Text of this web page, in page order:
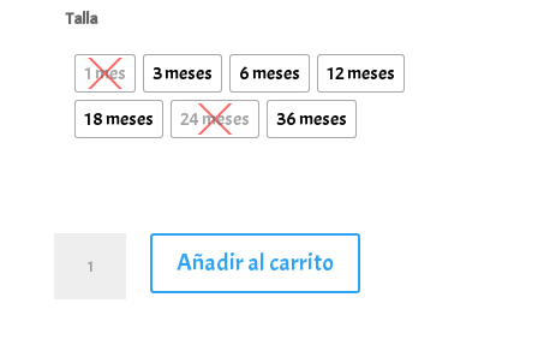
Talla
1 mes 3 meses 6 meses
12 meses
18 meses
24 meses 36 meses
Añadir al carrito